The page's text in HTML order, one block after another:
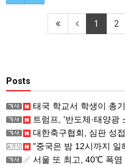
1 2
Posts
태국 학교서 학생이 총
트럼프, '반도체·태양광 소재' 폴리
대한축구협회, 심판 성
"중국은 밤 12시까지
서울 또 최고, 40℃ 폭염